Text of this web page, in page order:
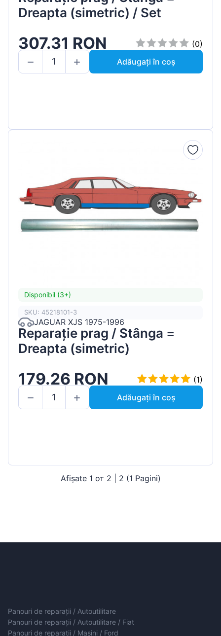
Dreapta (simetric) / Set
307.31 RON
(0)
Adăugați în coș
Disponibil (3+)
SKU: 45218101-3
JAGUAR XJS 1975-1996
Reparație prag / Stânga =
Dreapta (simetric)
179.26 RON
(1)
Adăugați în coș
Afișate 1 от 2 | 2 (1 Pagini)
Panouri de reparații / Autoutilitare
Panouri de reparații / Autoutilitare / Fiat
Panouri de reparații / Mașini / Ford